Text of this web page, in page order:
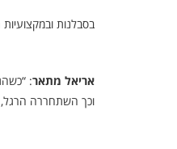
בסבלנות
אריאל מתאר:
וכך השתחררה